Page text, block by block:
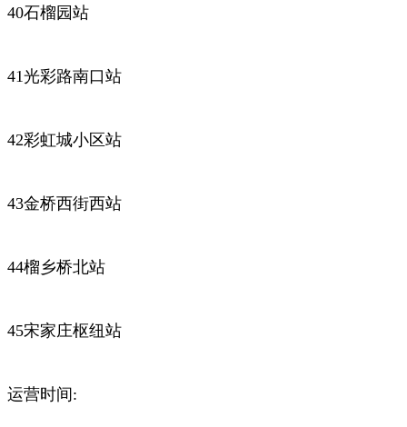
40石榴园站
41光彩路南口站
42彩虹城小区站
43金桥西街西站
44榴乡桥北站
45宋家庄枢纽站
运营时间: